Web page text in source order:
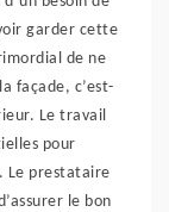
garder cette
de ne
façade, c’est-
Le travail
pour
Le prestataire
le bon